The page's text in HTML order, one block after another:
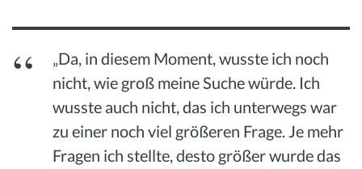
„Da, in diesem Moment, wusste ich noch
nicht, wie groß meine Suche würde. Ich
wusste auch nicht, das ich unterwegs war
zu einer noch viel größeren Frage. Je mehr
Fragen ich stellte, desto größer wurde das